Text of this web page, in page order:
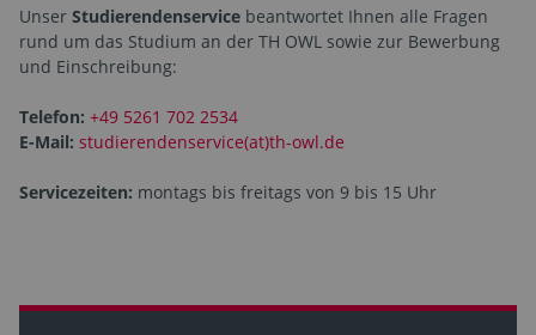
Unser Studierendenservice beantwortet Ihnen alle Fragen
rund um das Studium an der TH OWL sowie zur Bewerbung
und Einschreibung:
Telefon: +49 5261 702 2534
E-Mail: studierendenservice(at)th-owl.de
Servicezeiten: montags bis freitags von 9 bis 15 Uhr